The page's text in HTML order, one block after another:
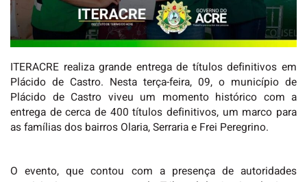
ITERACRE realiza grande entrega de títulos definitivos em
Plácido de Castro. Nesta terça-feira, 09, o município de
Plácido de Castro viveu um momento histórico com a
entrega de cerca de 400 títulos definitivos, um marco para
as famílias dos bairros Olaria, Serraria e Frei Peregrino.
O evento, que contou com a presença de autoridades